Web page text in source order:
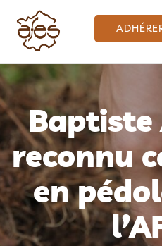
reconnu
en